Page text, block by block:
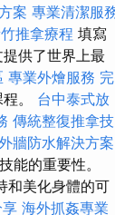
案 專業清潔服
推拿療程 填寫
供了世界上最
專業外燴服務 完
。 台中泰式放
傳統整復推拿技
牆防水解決方案
能的重要性。
和美化身體的可
海外抓姦專業